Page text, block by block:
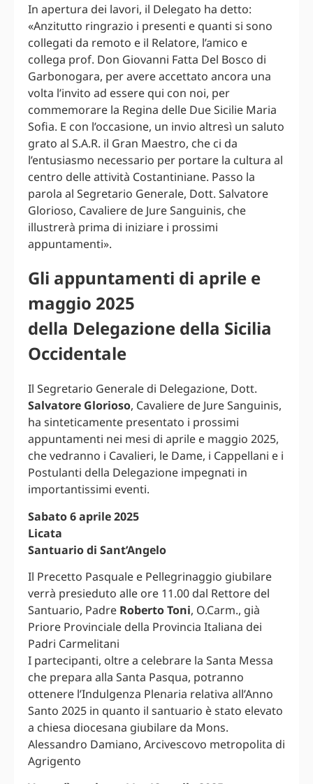
In apertura dei lavori, il Delegato ha detto:
«Anzitutto ringrazio i presenti e quanti si sono
collegati da remoto e il Relatore, l’amico e
collega prof. Don Giovanni Fatta Del Bosco di
Garbonogara, per avere accettato ancora una
volta l’invito ad essere qui con noi, per
commemorare la Regina delle Due Sicilie Maria
Sofia. E con l’occasione, un invio altresì un saluto
grato al S.A.R. il Gran Maestro, che ci da
l’entusiasmo necessario per portare la cultura al
centro delle attività Costantiniane. Passo la
parola al Segretario Generale, Dott. Salvatore
Glorioso, Cavaliere de Jure Sanguinis, che
illustrerà prima di iniziare i prossimi
appuntamenti».
Gli appuntamenti di aprile e
maggio 2025
della Delegazione della Sicilia
Occidentale
Il Segretario Generale di Delegazione, Dott.
Salvatore Glorioso, Cavaliere de Jure Sanguinis,
ha sinteticamente presentato i prossimi
appuntamenti nei mesi di aprile e maggio 2025,
che vedranno i Cavalieri, le Dame, i Cappellani e i
Postulanti della Delegazione impegnati in
importantissimi eventi.
Sabato 6 aprile 2025
Licata
Santuario di Sant’Angelo
Il Precetto Pasquale e Pellegrinaggio giubilare
verrà presieduto alle ore 11.00 dal Rettore del
Santuario, Padre Roberto Toni, O.Carm., già
Priore Provinciale della Provincia Italiana dei
Padri Carmelitani
I partecipanti, oltre a celebrare la Santa Messa
che prepara alla Santa Pasqua, potranno
ottenere l’Indulgenza Plenaria relativa all’Anno
Santo 2025 in quanto il santuario è stato elevato
a chiesa diocesana giubilare da Mons.
Alessandro Damiano, Arcivescovo metropolita di
Agrigento